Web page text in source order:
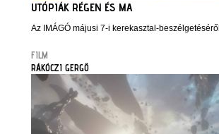
UTÓPIÁK RÉGEN ÉS MA
Az IMÁGÓ májusi 7-i kerekasztal-beszélgetéséről
FILM
RÁKÓCZI GERGŐ